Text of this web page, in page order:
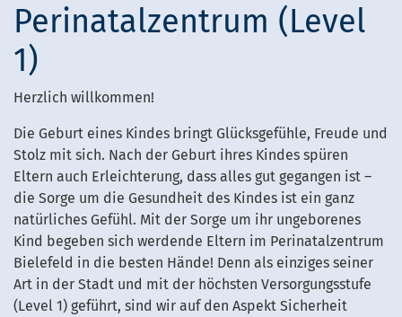
Perinatalzentrum (Level
1)
Herzlich willkommen!
Die Geburt eines Kindes bringt Glücksgefühle, Freude und
Stolz mit sich. Nach der Geburt ihres Kindes spüren
Eltern auch Erleichterung, dass alles gut gegangen ist –
die Sorge um die Gesundheit des Kindes ist ein ganz
natürliches Gefühl. Mit der Sorge um ihr ungeborenes
Kind begeben sich werdende Eltern im Perinatalzentrum
Bielefeld in die besten Hände! Denn als einziges seiner
Art in der Stadt und mit der höchsten Versorgungsstufe
(Level 1) geführt, sind wir auf den Aspekt Sicherheit